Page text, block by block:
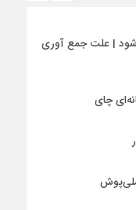
شود | علت جمع آوری
چای